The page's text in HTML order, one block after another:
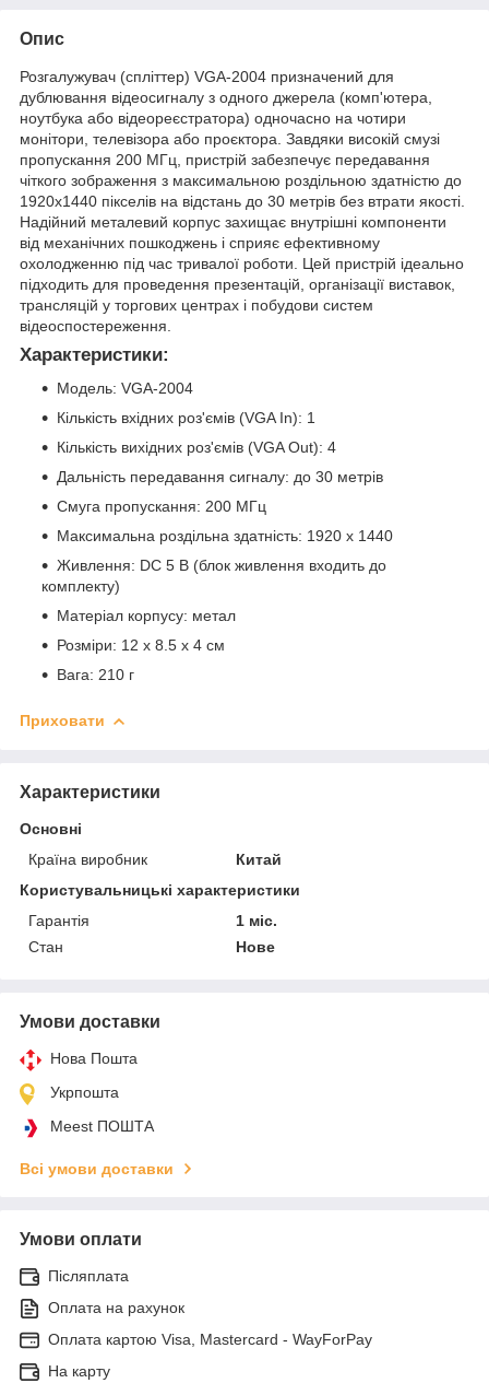
Опис
Розгалужувач (спліттер) VGA-2004 призначений для
дублювання відеосигналу з одного джерела (комп'ютера,
ноутбука або відеореєстратора) одночасно на чотири
монітори, телевізора або проєктора. Завдяки високій смузі
пропускання 200 МГц, пристрій забезпечує передавання
чіткого зображення з максимальною роздільною здатністю до
1920х1440 пікселів на відстань до 30 метрів без втрати якості.
Надійний металевий корпус захищає внутрішні компоненти
від механічних пошкоджень і сприяє ефективному
охолодженню під час тривалої роботи. Цей пристрій ідеально
підходить для проведення презентацій, організації виставок,
трансляцій у торгових центрах і побудови систем
відеоспостереження.
Характеристики:
Модель: VGA-2004
Кількість вхідних роз'ємів (VGA In): 1
Кількість вихідних роз'ємів (VGA Out): 4
Дальність передавання сигналу: до 30 метрів
Смуга пропускання: 200 МГц
Максимальна роздільна здатність: 1920 х 1440
Живлення: DC 5 В (блок живлення входить до
комплекту)
Матеріал корпусу: метал
Розміри: 12 х 8.5 х 4 см
Вага: 210 г
Приховати
Характеристики
Основні
Країна виробник
Китай
Користувальницькі характеристики
Гарантія
1 міс.
Стан
Нове
Умови доставки
Нова Пошта
Укрпошта
Meest ПОШТА
Всі умови доставки
Умови оплати
Післяплата
Оплата на рахунок
Оплата картою Visa, Mastercard - WayForPay
На карту